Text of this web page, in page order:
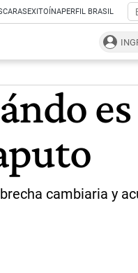
CARASEXITOÍNAPERFIL BRASIL
es
cambiaria y